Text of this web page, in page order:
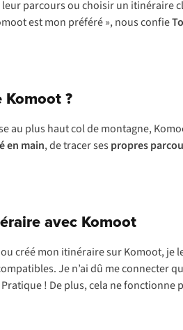
parcours ou choisir un itinéraire
est mon préféré », nous confie
?
au plus haut col de montagne,
en main, de tracer ses propres
avec Komoot
créé mon itinéraire sur Komoot, je
Je n’ai dû me connecter
Pratique ! De plus, cela ne fonctionne